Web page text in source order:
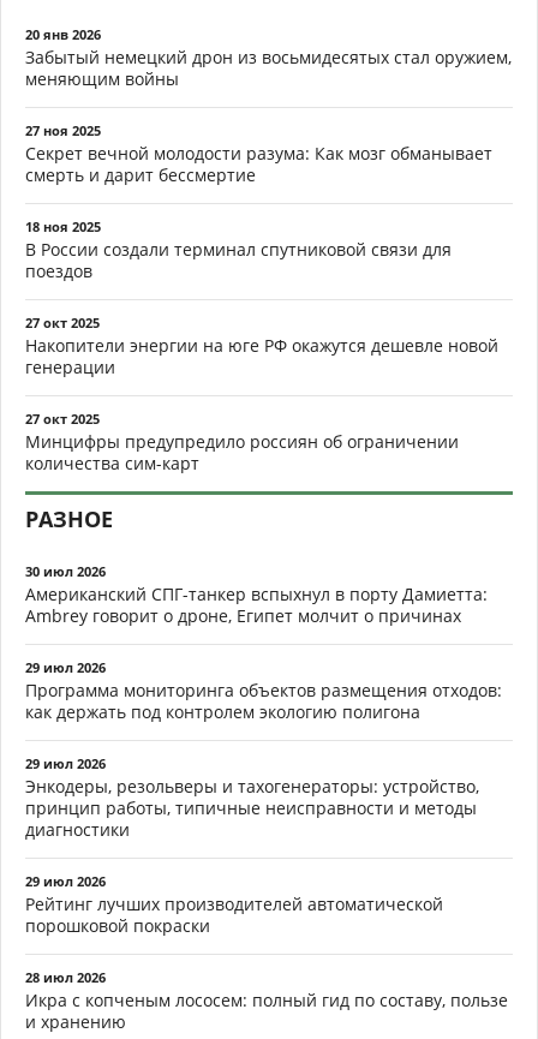
20 янв 2026
Забытый немецкий дрон из восьмидесятых стал оружием,
меняющим войны
27 ноя 2025
Секрет вечной молодости разума: Как мозг обманывает
смерть и дарит бессмертие
18 ноя 2025
В России создали терминал спутниковой связи для
поездов
27 окт 2025
Накопители энергии на юге РФ окажутся дешевле новой
генерации
27 окт 2025
Минцифры предупредило россиян об ограничении
количества сим-карт
РАЗНОЕ
30 июл 2026
Американский СПГ-танкер вспыхнул в порту Дамиетта:
Ambrey говорит о дроне, Египет молчит о причинах
29 июл 2026
Программа мониторинга объектов размещения отходов:
как держать под контролем экологию полигона
29 июл 2026
Энкодеры, резольверы и тахогенераторы: устройство,
принцип работы, типичные неисправности и методы
диагностики
29 июл 2026
Рейтинг лучших производителей автоматической
порошковой покраски
28 июл 2026
Икра с копченым лососем: полный гид по составу, пользе
и хранению